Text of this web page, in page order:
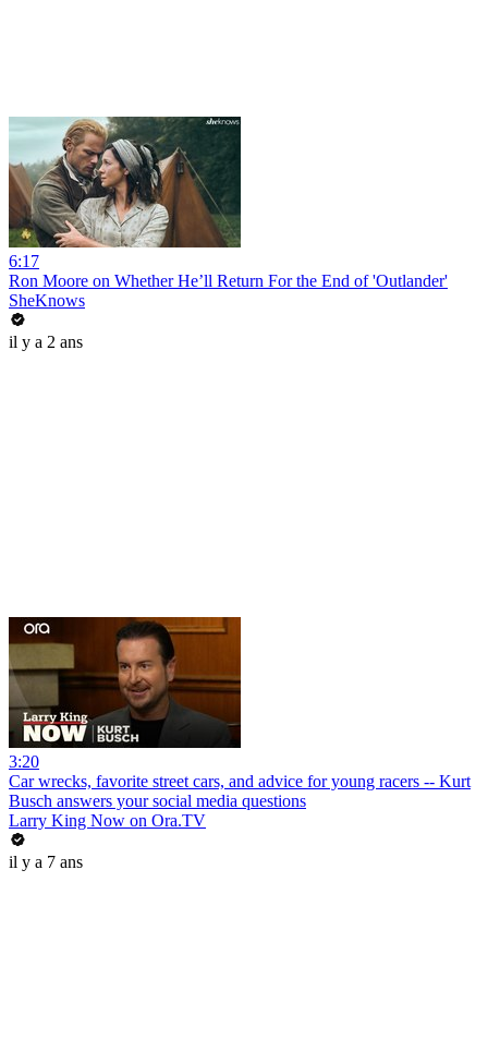
6:17
Ron Moore on Whether He’ll Return For the End of 'Outlander'
SheKnows
il y a 2 ans
3:20
Car wrecks, favorite street cars, and advice for young racers -- Kurt
Busch answers your social media questions
Larry King Now on Ora.TV
il y a 7 ans